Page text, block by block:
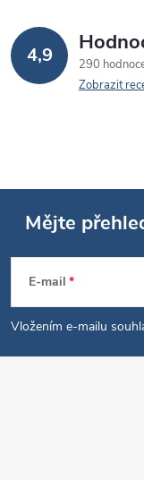
4,9
290
Zobrazit
Z
á
p
Mějte
E-mail
Vložením e-mailu